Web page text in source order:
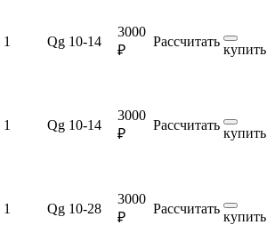
1 Qg 10-14
3000
₽
Рассчитать
купить
1 Qg 10-14
3000
₽
Рассчитать
купить
1 Qg 10-28
3000
₽
Рассчитать
купить